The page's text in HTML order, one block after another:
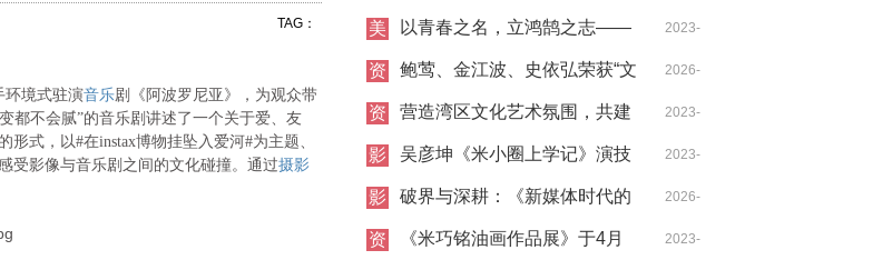
TAG：
境式驻演音乐剧《阿波罗尼亚》，为观众带
都不会腻”的音乐剧讲述了一个关于爱、友
式，以#在instax博物挂坠入爱河#为主题、
受影像与音乐剧之间的文化碰撞。通过摄影
美
以青春之名，立鸿鹄之志——
非凡艺林第六届暑期艺术节
2023-
08-03
资
鲍莺、金江波、史依弘荣获“文
化和旅游部优秀专家艺术家”称
号
2026-
01-19
资
营造湾区文化艺术氛围，共建
人文湾区—湾区文化艺术巡展
启动仪式成功举行
2023-
01-13
影
吴彦坤《米小圈上学记》演技
脱颖而出 满屏五星好评
2023-
01-03
影
破界与深耕：《新媒体时代的
影视人类学视界》引领学科新
2026-
03-05
资
《米巧铭油画作品展》于4月 2023-